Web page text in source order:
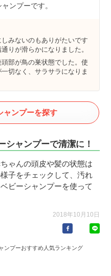
ンプーです。
みないのもありがたいです
りが滑らかになりました。
部が鳥の巣状態でした。使
切なく、サラサラになりま
ャンプーを探す
シャンプーで清潔に！
ゃんの頭皮や髪の状態は
子をチェックして、汚れ
ビーシャンプーを使って
2018年10月10日
ンプーおすすめ人気ランキング